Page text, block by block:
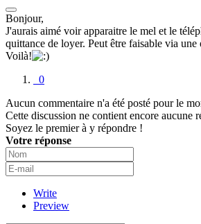
Bonjour,
J'aurais aimé voir apparaitre le mel et le
quittance de loyer. Peut être faisable via une
Voilà!
0
Aucun commentaire n'a été posté pour le
Cette discussion ne contient encore aucune
Soyez le premier à y répondre !
Votre réponse
Write
Preview